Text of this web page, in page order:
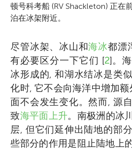
顿号科考船 (RV Shackleton) 正在
泊在冰架附近。
尽管冰架、冰山和海冰都漂
有必要区分一下它们 [2]。
冰形成的, 和湖水结冰是类
化时, 它不会向海洋中增加
面不会发生变化。然而, 源
致海平面上升。南极洲的冰
层, 但它们延伸出陆地的部
些部分的作用是阻止陆地上